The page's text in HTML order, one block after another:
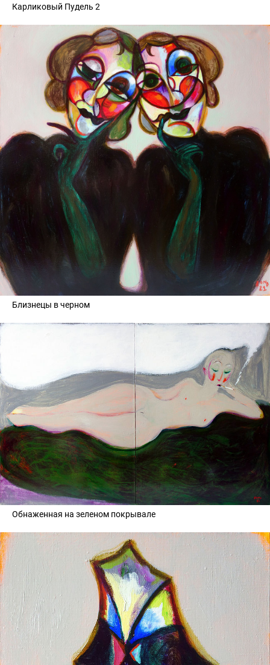
Карликовый Пудель 2
Близнецы в черном
Обнаженная на зеленом покрывале